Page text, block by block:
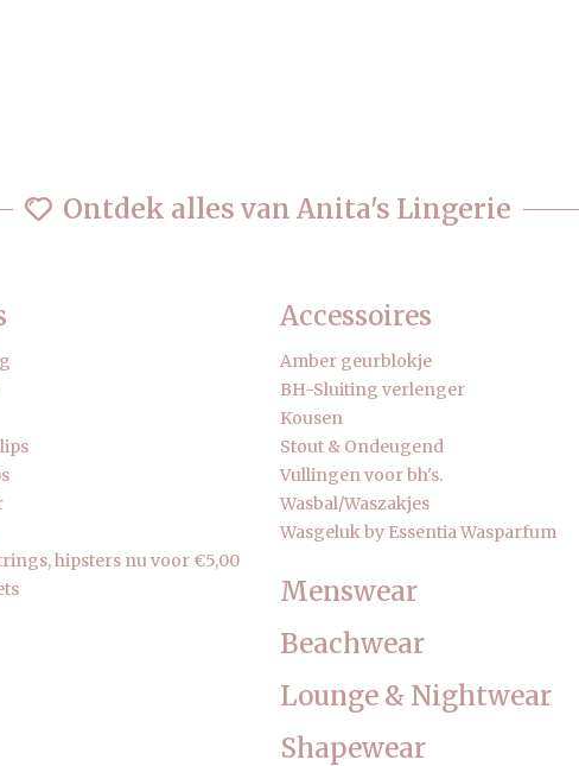
Ontdek alles van Anita's Lingerie
hipsters nu voor €5,00
Accessoires
Amber geurblokje
BH-Sluiting verlenger
Kousen
Stout & Ondeugend
Vullingen voor bh's.
Wasbal/Waszakjes
Wasgeluk by Essentia Wasparfum
Menswear
Beachwear
Lounge & Nightwear
Shapewear